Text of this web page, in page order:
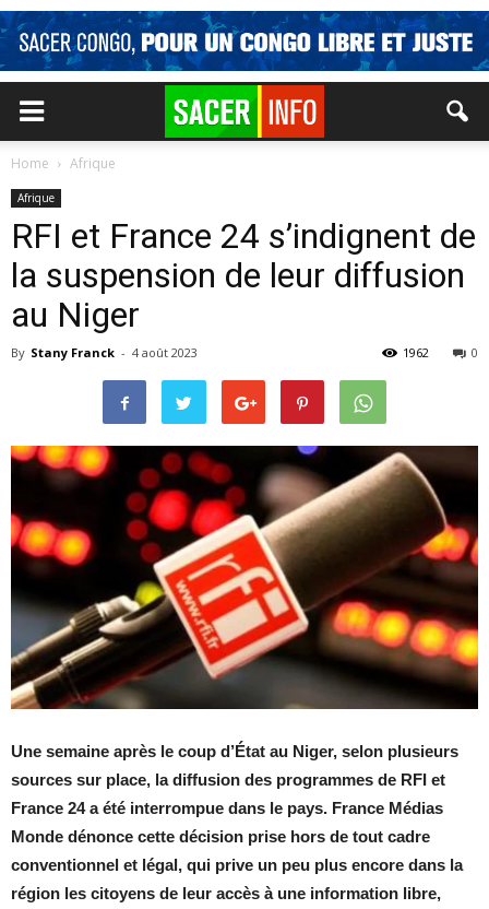
Home Afrique
Afrique
RFI et France 24 s’indignent de
la suspension de leur diffusion
au Niger
By Stany Franck - 4 août 2023 0
1962
Une semaine après le coup d’État au Niger, selon plusieurs
sources sur place, la diffusion des programmes de RFI et
France 24 a été interrompue dans le pays. France Médias
Monde dénonce cette décision prise hors de tout cadre
conventionnel et légal, qui prive un peu plus encore dans la
région les citoyens de leur accès à une information libre,